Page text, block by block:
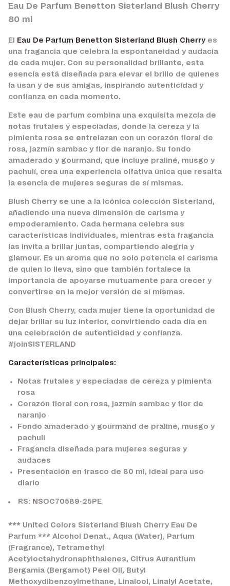
Eau De Parfum Benetton Sisterland Blush Cherry
80 ml
El Eau De Parfum Benetton Sisterland Blush Cherry es
una fragancia que celebra la espontaneidad y audacia
de cada mujer. Con su personalidad brillante, esta
esencia está diseñada para elevar el brillo de quienes
la usan y de sus amigas, inspirando autenticidad y
confianza en cada momento.
Este eau de parfum combina una exquisita mezcla de
notas frutales y especiadas, donde la cereza y la
pimienta rosa se entrelazan con un corazón floral de
rosa, jazmín sambac y flor de naranjo. Su fondo
amaderado y gourmand, que incluye praliné, musgo y
pachulí, crea una experiencia olfativa única que resalta
la esencia de mujeres seguras de sí mismas.
Blush Cherry se une a la icónica colección Sisterland,
añadiendo una nueva dimensión de carisma y
empoderamiento. Cada hermana celebra sus
características individuales, mientras esta fragancia
las invita a brillar juntas, compartiendo alegría y
glamour. Es un aroma que no solo potencia el carisma
de quien lo lleva, sino que también fortalece la
importancia de apoyarse mutuamente para crecer y
convertirse en la mejor versión de sí mismas.
Con Blush Cherry, cada mujer tiene la oportunidad de
dejar brillar su luz interior, convirtiendo cada día en
una celebración de autenticidad y confianza.
#joinSISTERLAND
Características principales:
Notas frutales y especiadas de cereza y pimienta
rosa
Corazón floral con rosa, jazmín sambac y flor de
naranjo
Fondo amaderado y gourmand de praliné, musgo y
pachulí
Fragancia diseñada para mujeres seguras y
audaces
Presentación en frasco de 80 ml, ideal para uso
diario
RS: NSOC70589-25PE
*** United Colors Sisterland Blush Cherry Eau De
Parfum *** Alcohol Denat., Aqua (Water), Parfum
(Fragrance), Tetramethyl
Acetyloctahydronaphthalenes, Citrus Aurantium
Bergamia (Bergamot) Peel Oil, Butyl
Methoxydibenzoylmethane, Linalool, Linalyl Acetate,